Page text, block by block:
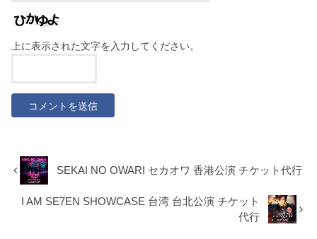
上に表示された文字を入力してください。
SEKAI NO OWARI セカオワ 香港公演 チケット代行
I AM SE7EN SHOWCASE 台湾 台北公演 チケット
代行